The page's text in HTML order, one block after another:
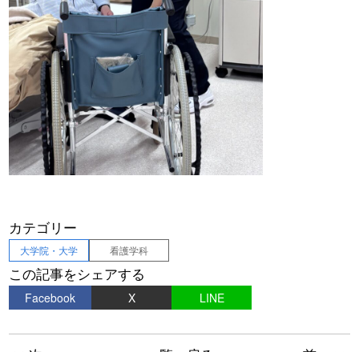
カテゴリー
大学院・大学 看護学科
この記事をシェアする
Facebook X LINE